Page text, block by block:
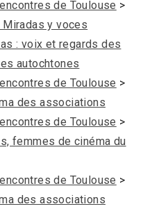
de Toulouse >
Miradas y voces
: voix et regards des
autochtones
de Toulouse >
des associations
de Toulouse >
femmes de cinéma du
de Toulouse >
des associations